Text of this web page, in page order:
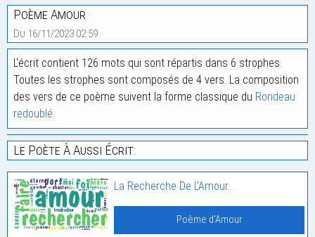
Poème Amour
Du 16/11/2023 02:59
L'écrit contient 126 mots qui sont répartis dans 6 strophes.
Toutes les strophes sont composés de 4 vers. La composition
des vers de ce poème suivent la forme classique du Rondeau
redoublé
Le Poète À Aussi Écrit:
La Recherche De L’Amour…
Poème d'Amour